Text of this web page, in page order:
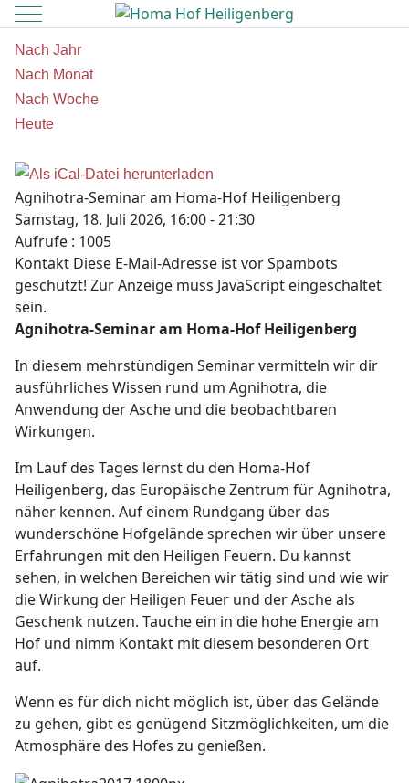
Mobile Menu Toggle
Nach Jahr
Nach Monat
Nach Woche
Heute
Agnihotra-Seminar am Homa-Hof Heiligenberg
Samstag, 18. Juli 2026, 16:00 - 21:30
Aufrufe : 1005
Kontakt Diese E-Mail-Adresse ist vor Spambots
geschützt! Zur Anzeige muss JavaScript eingeschaltet
sein.
Agnihotra-Seminar am Homa-Hof Heiligenberg
In diesem mehrstündigen Seminar vermitteln wir dir
ausführliches Wissen rund um Agnihotra, die
Anwendung der Asche und die beobachtbaren
Wirkungen.
Im Lauf des Tages lernst du den Homa-Hof
Heiligenberg, das Europäische Zentrum für Agnihotra,
näher kennen. Auf einem Rundgang über das
wunderschöne Hofgelände sprechen wir über unsere
Erfahrungen mit den Heiligen Feuern. Du kannst
sehen, in welchen Bereichen wir tätig sind und wie wir
die Wirkung der Heiligen Feuer und der Asche als
Geschenk nutzen. Tauche ein in die hohe Energie am
Hof und nimm Kontakt mit diesem besonderen Ort
auf.
Wenn es für dich nicht möglich ist, über das Gelände
zu gehen, gibt es genügend Sitzmöglichkeiten, um die
Atmosphäre des Hofes zu genießen.